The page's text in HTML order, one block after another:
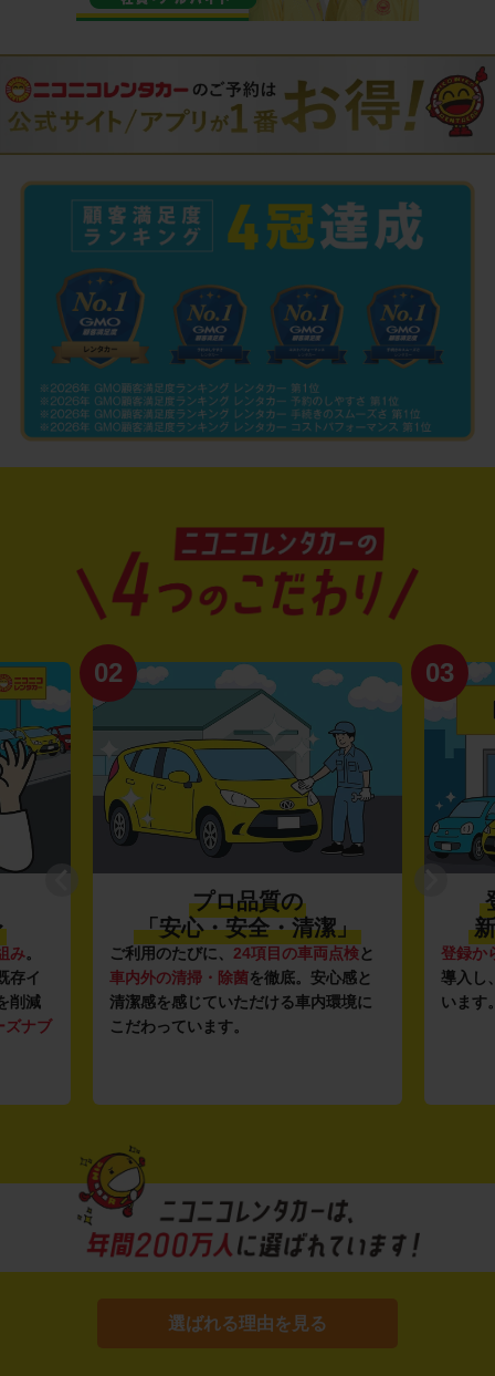
み。
存イ
削減
ズナブ
02
プロ品質の
「安心・安全・清潔」
ご利用のたびに、 24項目の車両点検と
車内外の清掃・除菌を徹底。安心感と
清潔感を感じていただける車内環境に
こだわっています。
03
登録か
導入し
います
選ばれる理由を見る